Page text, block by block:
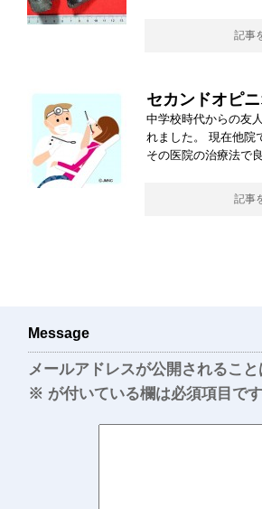
記事
セカンドオピ
中学校時代からの友
れました。 現在他院
その医院の治療法で良
記事
Message
メールアドレスが公開されること
※ が付いている欄は必須項目です